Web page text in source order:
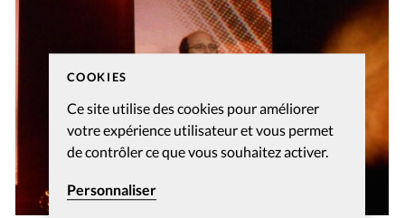
COOKIES
Ce site utilise des cookies pour améliorer
votre expérience utilisateur et vous permet
de contrôler ce que vous souhaitez activer.
Personnaliser